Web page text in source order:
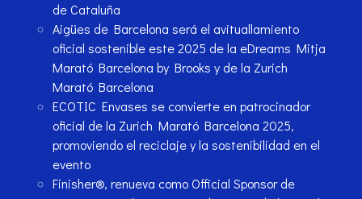
de Cataluña
Aigües de Barcelona será el avituallamiento
oficial sostenible este 2025 de la eDreams Mitja
Marató Barcelona by Brooks y de la Zurich
Marató Barcelona
ECOTIC Envases se convierte en patrocinador
oficial de la Zurich Marató Barcelona 2025,
promoviendo el reciclaje y la sostenibilidad en el
evento
Finisher®, renueva como Official Sponsor de